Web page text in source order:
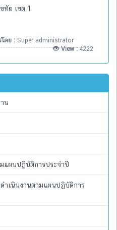
ทัย เขต 1
โดย : Super administrator
View :4222
น
แผนปฏิบัติการประจำปี
ำเนินงานตามแผนปฏิบัติการ